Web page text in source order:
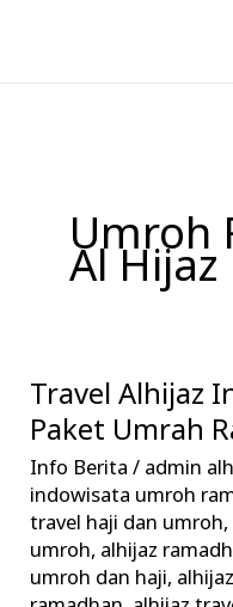
konten
Umroh
Al Hijaz
Travel Alhijaz
Paket Umrah
Info Berita / admin
indowisata umroh
travel haji dan umroh,
umroh, alhijaz
umroh dan haji,
Travel
Alhijaz
Indowisata
Tawarkan
Paket
Umrah
Ramadhan